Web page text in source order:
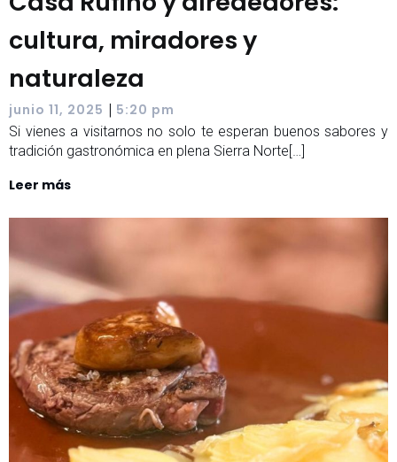
cultura, miradores y
naturaleza
junio 11, 2025 | 5:20 pm
Si vienes a visitarnos no solo te esperan buenos sabores y
tradición gastronómica en plena Sierra Norte[…]
Leer más